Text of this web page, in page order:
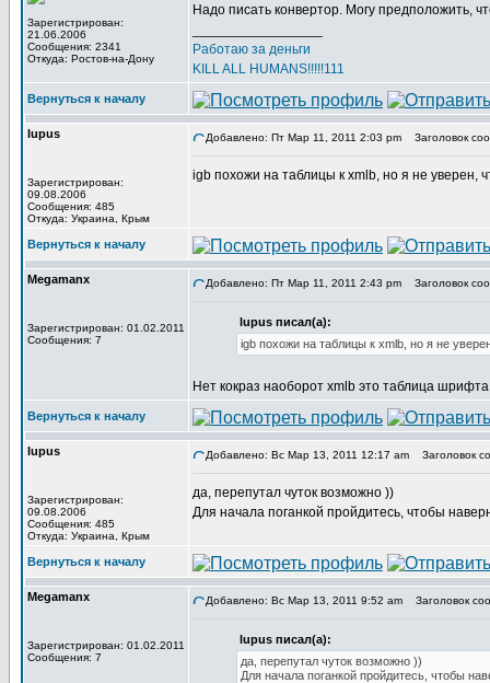
Зарегистрирован:
21.06.2006
Сообщения: 2341
Откуда: Ростов-на-Дону
Надо писать конвертор. Могу предположить,
Работаю за деньги
KILL ALL HUMANS!!!!!111
Вернуться к началу
lupus
Зарегистрирован:
09.08.2006
Сообщения: 485
Откуда: Украина, Крым
Добавлено: Пт Мар 11, 2011 2:03 pm Заголовок
igb похожи на таблицы к xmlb, но я не уверен,
Вернуться к началу
Megamanx
Зарегистрирован: 01.02.2011
Сообщения: 7
Добавлено: Пт Мар 11, 2011 2:43 pm Заголовок
lupus писал(а):
igb похожи на таблицы к xmlb, но я не
Нет кокраз наоборот xmlb это таблица
Вернуться к началу
lupus
Зарегистрирован:
09.08.2006
Сообщения: 485
Откуда: Украина, Крым
Добавлено: Вс Мар 13, 2011 12:17 am Заголовок
да, перепутал чуток возможно ))
Для начала поганкой пройдитесь, чтобы
Вернуться к началу
Megamanx
Зарегистрирован: 01.02.2011
Сообщения: 7
Добавлено: Вс Мар 13, 2011 9:52 am Заголовок
lupus писал(а):
да, перепутал чуток возможно ))
Для начала поганкой пройдитесь, чтобы